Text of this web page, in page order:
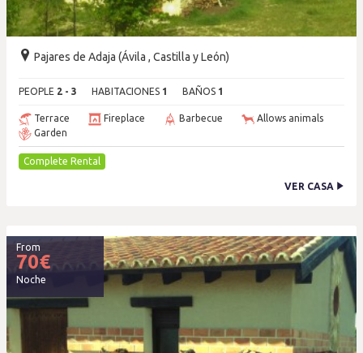
Pajares de Adaja (Ávila , Castilla y León)
PEOPLE 2 - 3 HABITACIONES 1 BAÑOS 1
Terrace Fireplace Barbecue
Allows animals
Garden
Complete Rental
VER CASA
From
70€
Noche